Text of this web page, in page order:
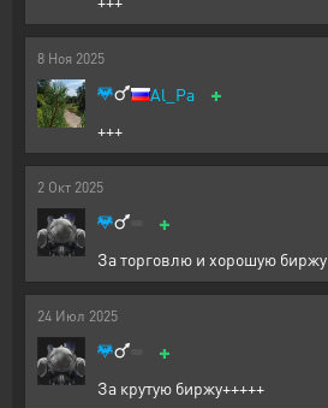
8 Ноя 2025
Al_Pa +
+++
2 Окт 2025
+
За торговлю и хорошую биржу
24 Июл 2025
+
За крутую биржу+++++